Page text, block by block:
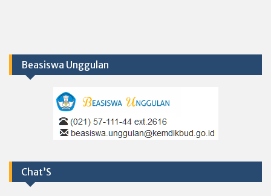
Beasiswa Unggulan
Chat’S